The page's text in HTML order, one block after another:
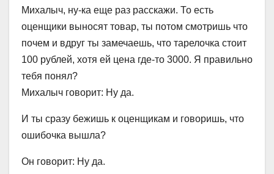
Михалыч, ну-ка еще раз расскажи. То есть
оценщики выносят товар, ты потом смотришь что
почем и вдруг ты замечаешь, что тарелочка стоит
100 рублей, хотя ей цена где-то 3000. Я правильно
тебя понял?
Михалыч говорит: Ну да.
И ты сразу бежишь к оценщикам и говоришь, что
ошибочка вышла?
Он говорит: Ну да.